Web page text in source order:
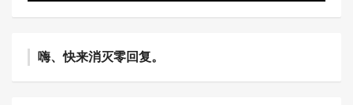
嗨、快来消灭零回复。